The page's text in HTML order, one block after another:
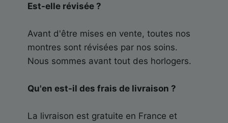
Est-elle révisée ?
Avant d'être mises en vente, toutes nos
montres sont révisées par nos soins.
Nous sommes avant tout des horlogers.
Qu'en est-il des frais de livraison ?
La livraison est gratuite en France et